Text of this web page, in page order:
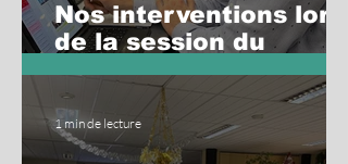
Nos interventions lors
de la session du
Conseil départemental
de janvier 2025
1 min de lecture